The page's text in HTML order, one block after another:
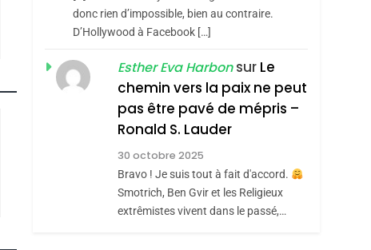
Contre
L’antisémitisme
FIÈRE, DIGNE ET
RÉSILIENTE :
POURQUOI JE
REVENDIQUE MA
JUDAÏTE Par Thérèse
Zrihen-Dvir
ISRAÉL JUDAISME
CE QUI NOUS
MANQUE – Jacques
Hadida
JUDAISME
Maroc : Les Amandes
donc rien d’impossible, bien au contraire.
D’Hollywood à Facebook […]
Esther Eva Harbonsur Le
chemin vers la paix ne peut
pas être pavé de mépris –
Ronald S. Lauder
30 octobre 2025
Bravo ! Je suis tout à fait d'accord.
Smotrich, Ben Gvir et les Religieux
extrêmistes vivent dans le passé,…